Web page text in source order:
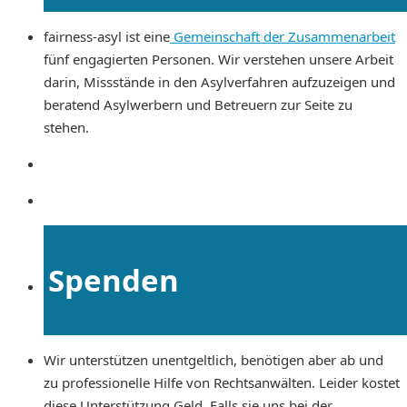
fairness-asyl ist eine Gemeinschaft der Zusammenarbeit
fünf engagierten Personen. Wir verstehen unsere Arbeit
darin, Missstände in den Asylverfahren aufzuzeigen und
beratend Asylwerbern und Betreuern zur Seite zu
stehen.
Spenden
Wir unterstützen unentgeltlich, benötigen aber ab und
zu professionelle Hilfe von Rechtsanwälten. Leider kostet